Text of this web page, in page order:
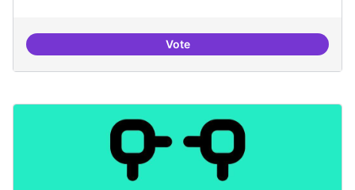
VoteArxiu digital al Canòdrom